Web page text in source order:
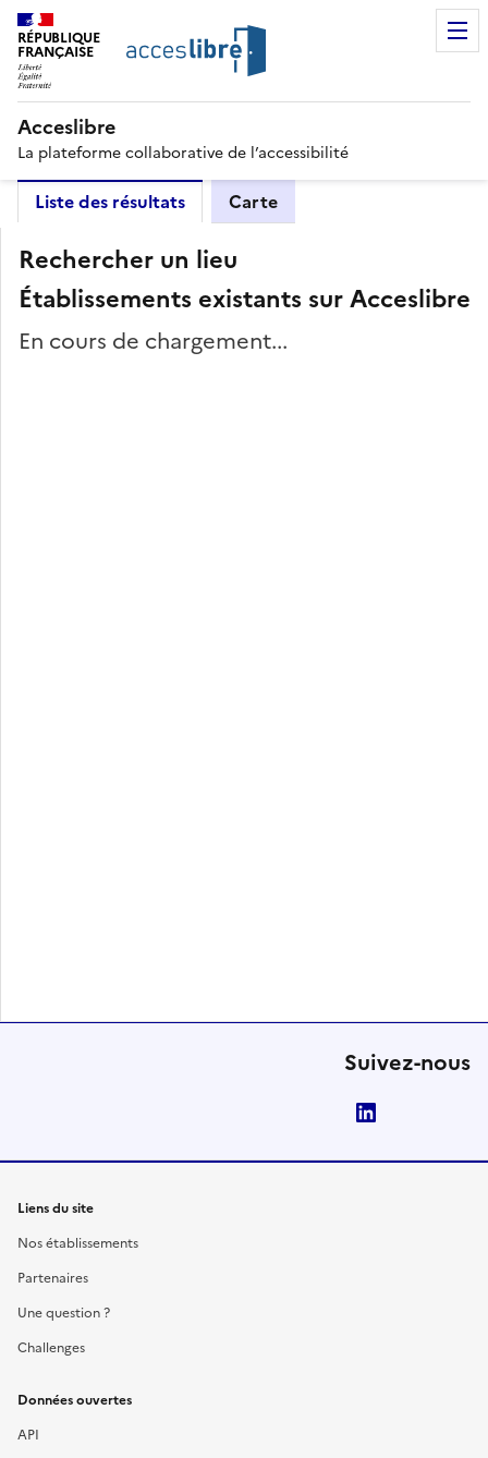
RÉPUBLIQUE
FRANÇAISE
Acceslibre
La plateforme collaborative de l’accessibilité
Liste des résultats Carte
Rechercher un lieu
Établissements existants sur Acceslibre
En cours de chargement...
Suivez-nous
Liens du site
Nos établissements
Partenaires
Une question ?
Challenges
Données ouvertes
API